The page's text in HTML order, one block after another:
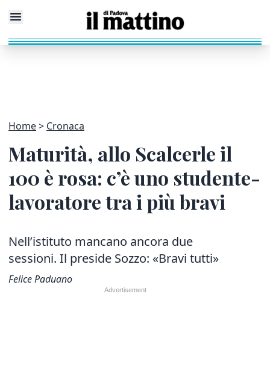
Home Cronaca
Maturità, allo Scalcerle il
100 è rosa: c’è uno studente-
lavoratore tra i più bravi
Nell’istituto mancano ancora due
sessioni. Il preside Sozzo: «Bravi tutti»
Felice Paduano